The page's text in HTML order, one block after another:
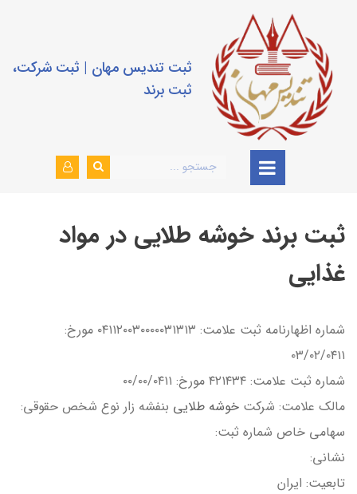
ثبت تندیس مهان | ثبت شرکت،
ثبت برند
ثبت برند خوشه طلایی در مواد
غذایی
شماره اظهارنامه ثبت علامت: ۰۴۱۱۲۰۰۳۰۰۰۰۰۳۱۳۱۳ مورخ:
۰۳/۰۲/۰۴۱۱
شماره ثبت علامت: ۴۲۱۴۳۴ مورخ: ۰۰/۰۰/۰۴۱۱
مالک علامت: شرکت خوشه طلایی بنفشه زار نوع شخص حقوقي:
سهامي خاص شماره ثبت:
نشاني:
تابعيت: ايران